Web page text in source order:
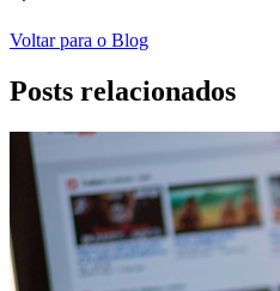
Voltar para o Blog
Posts relacionados